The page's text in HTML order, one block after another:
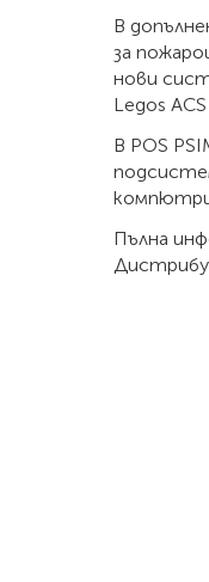
В
за
нови
Legos
В POS
компютри
Пълна